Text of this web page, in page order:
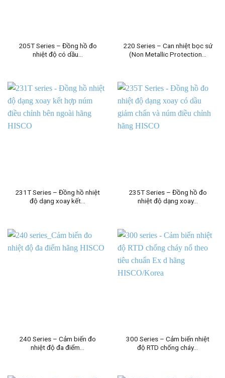
205T Series – Đồng hồ đo
nhiệt độ có dầu…
220 Series – Can nhiệt bọc sứ
(Non Metallic Protection…
231T Series – Đồng hồ nhiệt
độ dạng xoay kết…
235T Series – Đồng hồ đo
nhiệt độ dạng xoay…
240 Series – Cảm biến đo
nhiệt độ đa điểm…
300 Series – Cảm biến nhiệt
độ RTD chống cháy…